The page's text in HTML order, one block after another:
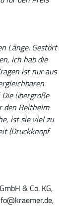
Länge. Gestört
ich hab die
ist nur aus
übergroße
den Reithelm
ist sie viel zu
(Druckknopf
& Co. KG,